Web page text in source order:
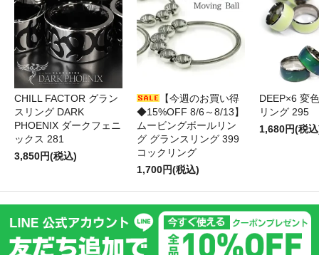
CHILL FACTOR グラン
スリング DARK
PHOENIX ダークフェニ
ックス 281
3,850円(税込)
【今週のお買い得
◆15%OFF 8/6～8/13】
ムービングボールリン
グ グランスリング 399
コックリング
1,700円(税込)
DEEP×6 変
リング 295
1,680円(税